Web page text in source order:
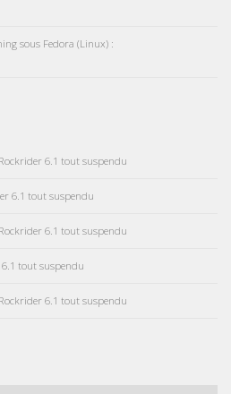
sous Fedora (Linux) :
6.1 tout suspendu
6.1 tout suspendu
6.1 tout suspendu
tout suspendu
6.1 tout suspendu